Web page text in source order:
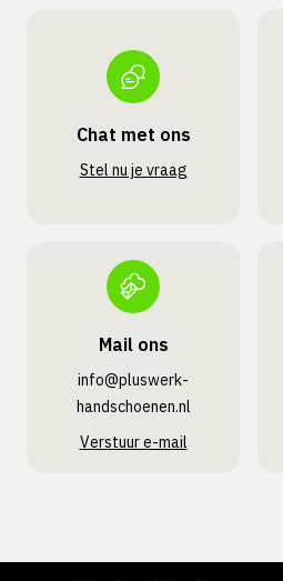
Chat met ons
Stel nu je vraag
Mail ons
info@pluswerk­
handschoenen.nl
Verstuur e-mail